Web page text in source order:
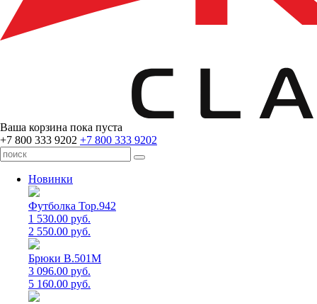
Ваша корзина пока пуста
+7 800 333 9202 +7 800 333 9202
Новинки
Футболка Top.942
1 530.00 руб.
2 550.00 руб.
Брюки B.501M
3 096.00 руб.
5 160.00 руб.